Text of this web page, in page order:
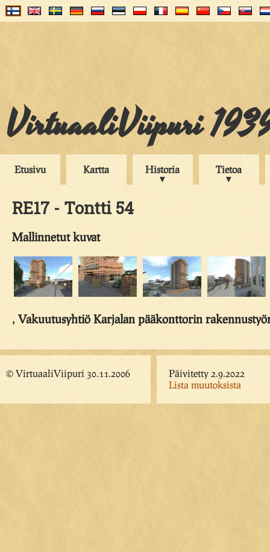
VirtuaaliViipuri
Etusivu Kartta Historia Tietoa
RE17 - Tontti 54
Mallinnetut kuvat
, Vakuutusyhtiö Karjalan pääkonttorin
© VirtuaaliViipuri 30.11.2006
Päivitetty 2.9.2022
Lista muutoksista